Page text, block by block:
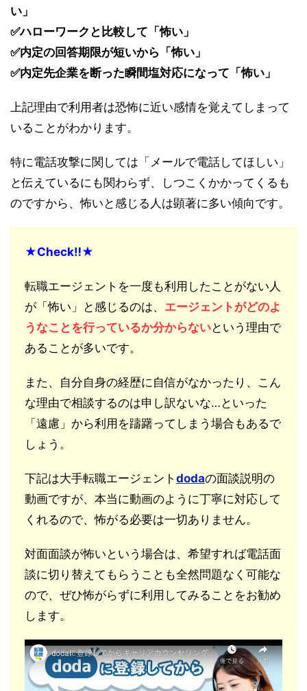
い」
✅ハローワークと比較して「怖い」
✅内定の回答期限が短いから「怖い」
✅内定先企業を断った瞬間塩対応になって「怖い」
上記理由で利用者は恐怖に近い感情を覚えてしまって
いることがわかります。
特に電話攻撃に関しては「メールで電話してほしい」
と伝えているにも関わらず、しつこくかかってくるも
のですから、怖いと感じる人は顕著に多い傾向です。
★Check‼︎★
転職エージェントを一度も利用したことがない人
が「怖い」と感じるのは、 エージェントがどのよ
うなことを行っているか分からないという理由で
あることが多いです。
また、自分自身の経歴に自信がなかったり、こん
な理由で相談するのは申し訳ないな…といった
「遠慮」から利用を躊躇ってしまう場合もあるで
しょう。
下記は大手転職エージェント dodaの面談説明の
動画ですが、本当に動画のように丁寧に対応して
くれるので、怖がる必要は一切ありません。
対面面談が怖いという場合は、希望すれば電話面
談に切り替えてもらうことも全然問題なく可能な
ので、ぜひ怖がらずに利用してみることをお勧め
します。